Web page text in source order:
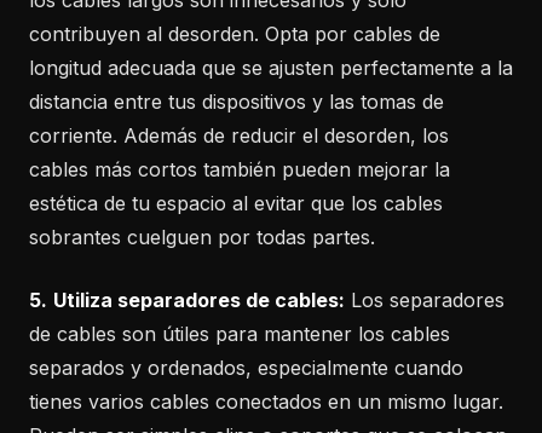
contribuyen al desorden. Opta por cables de
longitud adecuada que se ajusten perfectamente a la
distancia entre tus dispositivos y las tomas de
corriente. Además de reducir el desorden, los
cables más cortos también pueden mejorar la
estética de tu espacio al evitar que los cables
sobrantes cuelguen por todas partes.
5. Utiliza separadores de cables: Los separadores
de cables son útiles para mantener los cables
separados y ordenados, especialmente cuando
tienes varios cables conectados en un mismo lugar.